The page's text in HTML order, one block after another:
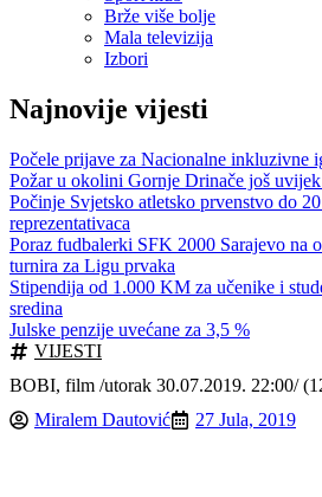
Brže više bolje
Mala televizija
Izbori
Najnovije vijesti
Počele prijave za Nacionalne inkluzivne
Požar u okolini Gornje Drinače još
Počinje Svjetsko atletsko prvenstvo do
reprezentativaca
Poraz fudbalerki SFK 2000 Sarajevo na
turnira za Ligu prvaka
Stipendija od 1.000 KM za učenike i
sredina
Julske penzije uvećane za 3,5 %
VIJESTI
BOBI, film /utorak 30.07.2019. 22:00/
Miralem Dautović
27 Jula, 2019